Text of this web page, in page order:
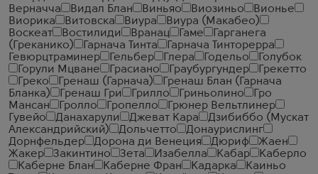
Верначча
Видал Блан Виньяо Виозиньо
Вионье
Виорика
Витовска Виура
Виура (Макабео)
Воскеат
Востилиди Вранац Гаме
Гарганега
(Греканико)
Гарнача Тинта
Гарнача Тинторерра
Гевюрцтраминер
Гельбер Глера Годельо
Голубок
Горули Мцване
Грасиано Граубургундер
Грекетто
Греко
Гренаш (Гарнача)
Гренаш Блан (Гарнача
Бланка)
Гренаш Гри Грилло Гриньолино
Гро
Мансан
Гролло Гропелло
Грюнер Вельтлинер
Гувейо
Данахарули Джеват Кара
Дзибиббо (Мускат
Александрийский)
Дольчетто
Донаурислинг
Дорнфельдер
Дорона ди Венеция Дюриф
Жаен
Жакер
Закинтино Зета Изабелла Кабар
Каберло
Каберне Блан
Каберне Фран Кадарка
Каиньо